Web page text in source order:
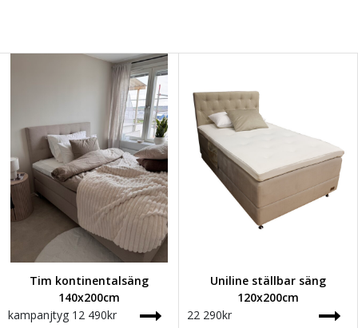
Tim kontinentalsäng
140x200cm
kampanjtyg 12 490kr
Uniline ställbar säng
120x200cm
22 290kr